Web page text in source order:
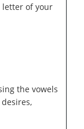
letter of your
the vowels